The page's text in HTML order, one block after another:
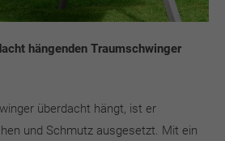
hängenden Traumschwinger
überdacht hängt, ist er
und Schmutz ausgesetzt. Mit ein